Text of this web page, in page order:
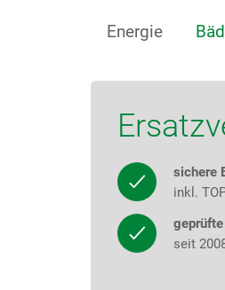
Energie
sichere
inkl.
seit